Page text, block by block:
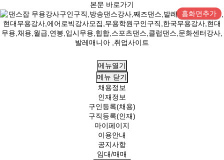
본문 바로가기
홈화면추가
메뉴열기
메뉴 닫기
채용정보
인재정보
구인등록(채용)
구직등록(인재)
마이페이지
이용안내
공지사항
임대/매매